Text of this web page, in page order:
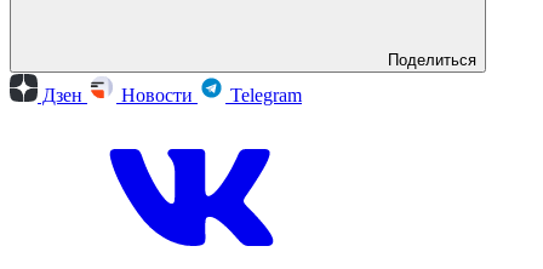
Поделиться
Дзен Новости Telegram